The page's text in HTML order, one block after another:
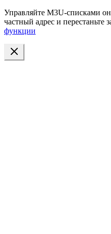
Управляйте M3U-списками
частный адрес и перестаньте
функции